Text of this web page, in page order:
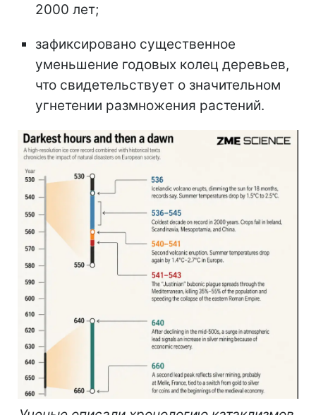
2000 лет;
зафиксировано существенное
уменьшение годовых колец деревьев,
что свидетельствует о значительном
угнетении размножения растений.